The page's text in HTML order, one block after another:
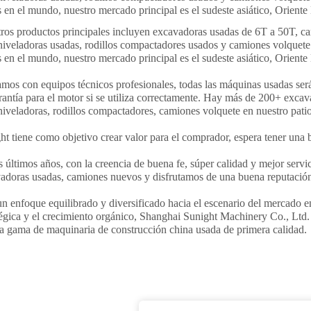
en el mundo, nuestro mercado principal es el sudeste asiático,
productos principales incluyen excavadoras usadas de 6T a 50T,
usadas, rodillos compactadores usados y camiones
en el mundo, nuestro mercado principal es el sudeste asiático,
con equipos técnicos profesionales, todas las máquinas usadas
para el motor si se utiliza correctamente. Hay más de 200+
rodillos compactadores, camiones volquete en nuestro
tiene como objetivo crear valor para el comprador, espera tener una
últimos años, con la creencia de buena fe, súper calidad y mejor
usadas, camiones nuevos y disfrutamos de una buena
enfoque equilibrado y diversificado hacia el escenario del mercado
y el crecimiento orgánico, Shanghai Sunight Machinery Co.,
gama de maquinaria de construcción china usada de primera calidad.